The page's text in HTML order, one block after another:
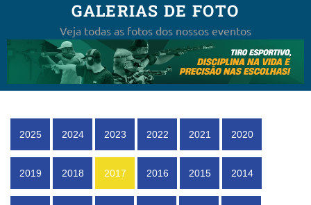
GALERIAS DE FOTO
Veja todas as fotos dos nossos eventos
2025 2024 2023 2022 2021 2020
2019 2018 2017 2016 2015 2014